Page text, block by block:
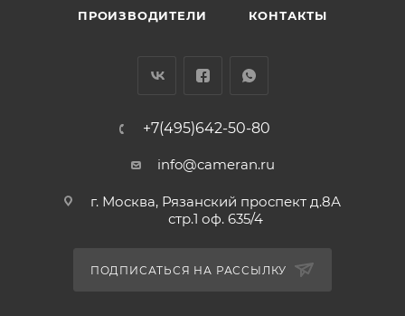
ПРОИЗВОДИТЕЛИ КОНТАКТЫ
+7(495)642-50-80
info@cameran.ru
г. Москва, Рязанский проспект д.8А
стр.1 оф. 635/4
ПОДПИСАТЬСЯ НА РАССЫЛКУ